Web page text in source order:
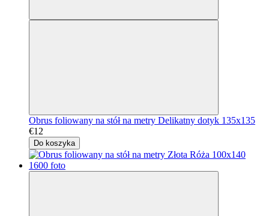
Obrus foliowany na stół na metry Delikatny dotyk 135x135
€12
Do koszyka